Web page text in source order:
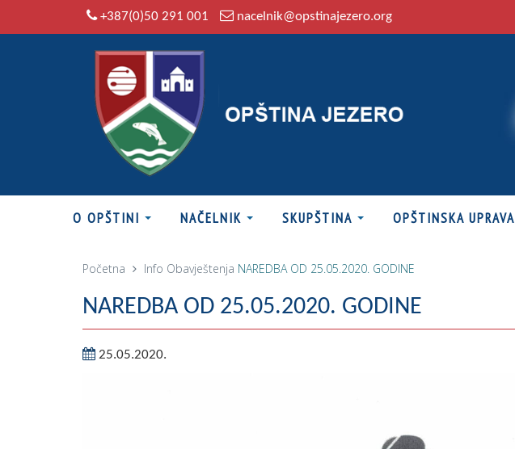
+387(0)50 291 001 nacelnik@opstinajezero.org
O OPŠTINI NAČELNIK SKUPŠTINA OPŠTINSKA UPRAVA
Početna Info Obavještenja NAREDBA OD 25.05.2020. GODINE
NAREDBA OD 25.05.2020. GODINE
25.05.2020.